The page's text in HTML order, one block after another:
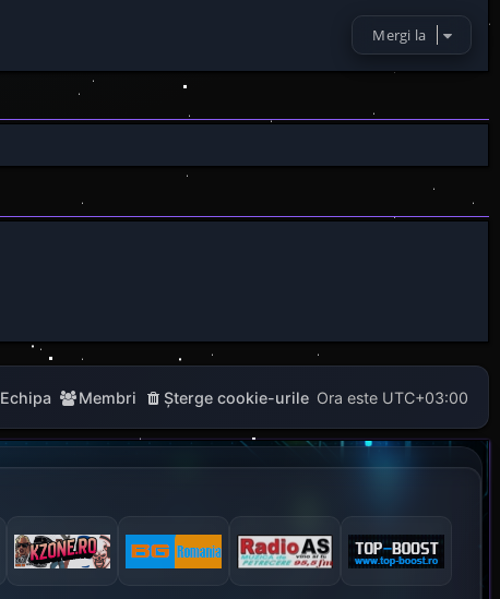
Mergi la
Ora este UTC+03:00
Şterge cookie-urile
Membri
Echipa